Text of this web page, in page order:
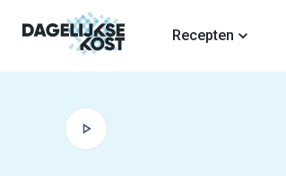
Recepten